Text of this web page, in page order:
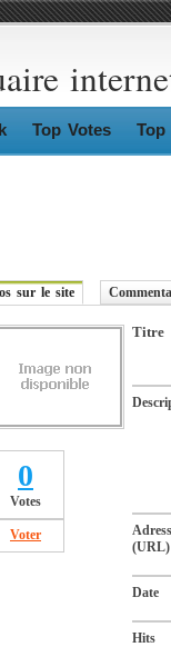
Top Votes Top
sur le site
0
Votes
Voter
Titre
Date
Hits